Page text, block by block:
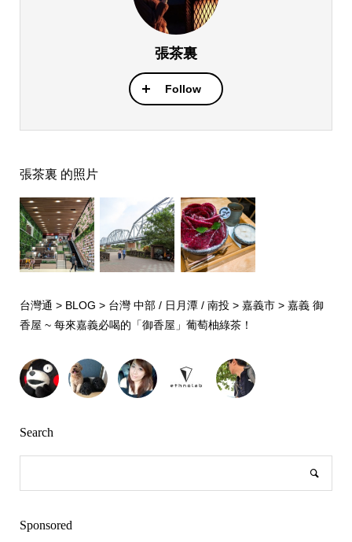
張茶裏
Follow
張茶裏 的照片
台灣通 > BLOG > 台灣 中部 / 日月潭 / 南投> 嘉義市> 嘉義 御
香屋 ~ 每來嘉義必喝的「御香屋」葡萄柚綠茶！
Search
Sponsored